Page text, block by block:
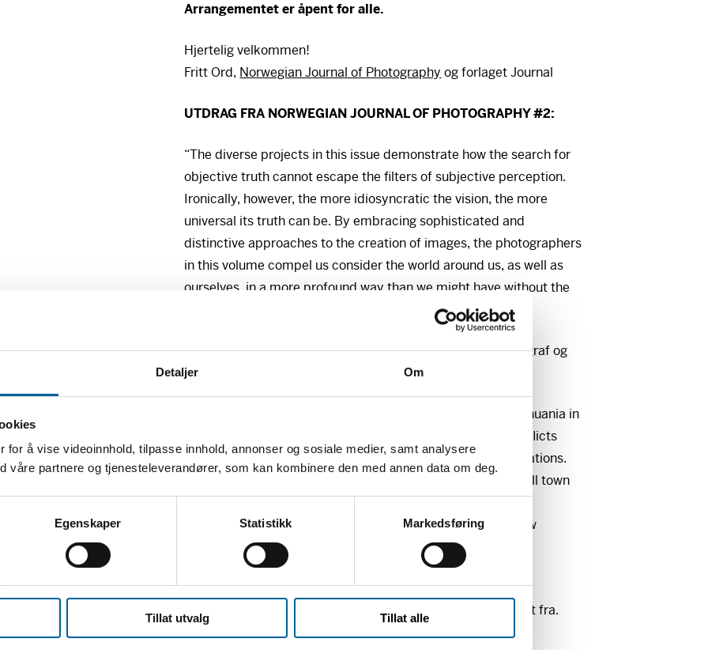
Detaljer Om
for å vise videoinnhold, tilpasse innhold, annonser og sosiale medier, samt analysere
våre partnere og tjenesteleverandører, som kan kombinere den med annen data om deg.
Egenskaper Statistikk Markedsføring
Tillat utvalg Tillat alle
Arrangementet er åpent for alle.
Hjertelig velkommen!
Fritt Ord, Norwegian Journal of Photography og forlaget Journal
UTDRAG FRA NORWEGIAN JOURNALOF PHOTOGRAPHY#2:
“The diverse projects in this issue demonstrate how the search for
objective truth cannot escape the filters of subjective perception.
Ironically, however, the more idiosyncratic the vision, the more
universal its truth can be. By embracing sophisticated and
distinctive approaches to the creation of images, the photographers
in this volume compel us consider the world around us, as well as
ourselves, in a more profound way than we might have without the
– fra essayetSUBJECTIVEREALITYavJames Estrin, fotograf og
bilderedaktør, The New York Times.
«The Bloodlands is an area of Europe that extends from Lithuania in
the north to Ukraine in the south and where decades of conflicts
have caused inconceivable suffering among the local populations.
Most of these pictures have been taken in Berdychiv, a small town
Bloodlands were simply a geographical area. However, I now
understand that it is also a state of mind.”
– fra fotoserienTHEBLOODLANDSavTomm Wilgaard
Christiansen
, hvor fotografiet i denne invitasjonen er hentet fra.